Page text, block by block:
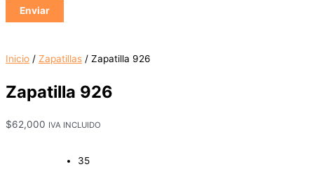
Inicio / Zapatillas / Zapatilla 926
Zapatilla 926
$62,000 IVA INCLUIDO
35